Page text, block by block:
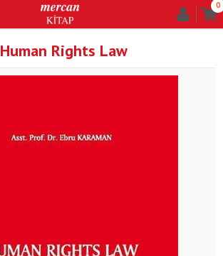
0
Human Rights Law